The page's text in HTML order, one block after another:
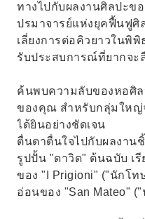
ทางไปกับผลงานศิลปะข
ปรมาจารย์แห่งยุคฟื้นฟูศิ
เลี่ยงการต่อคิวยาวในพิ
รับประสบการณ์ที่ยากจะ
ค้นพบความลับของหอศิล
ของคุณ สำหรับกลุ่มใหญ่
ได้ยินอย่างชัดเจน
ตื่นตาตื่นใจไปกับผลงาน
รูปปั้น "ดาวิด" ต้นฉบับ เ
ของ "I Prigioni" ("นักโ
อ่อนของ "San Mateo"